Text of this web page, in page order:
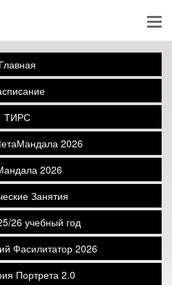
Главная
ТИРС
2026
2026
Занятия
26 учебный год
Фасилитатор 2026
Портрета 2.0